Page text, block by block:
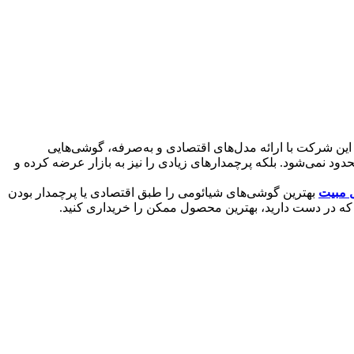
این شرکت با ارائه مدل‌های اقتصادی و به‌صرفه، گوشی‌هایی
نمی‌شود. بلکه پرچمدارهای زیادی را نیز به بازار عرضه کرده و
مبیت بهترین گوشی‌های شیائومی را طبق اقتصادی یا پرچمدار بودن
که در دست دارید، بهترین محصول ممکن را خریداری کنید.